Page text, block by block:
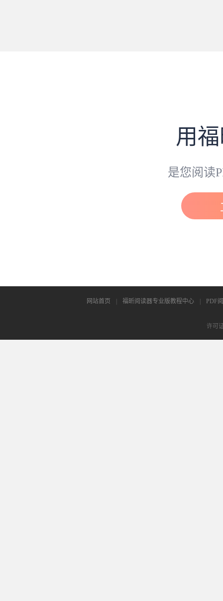
用
是您阅读
网站首页 福昕阅读器专业版教程中心 PDF
许可